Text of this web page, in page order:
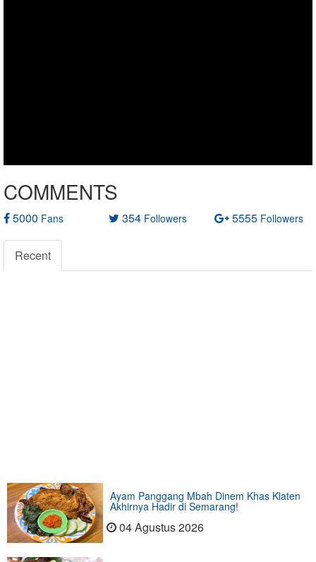
COMMENTS
5000 Fans 354 Followers 5555 Followers
Recent
Ayam Panggang Mbah Dinem Khas Klaten
Akhirnya Hadir di Semarang!
04 Agustus 2026